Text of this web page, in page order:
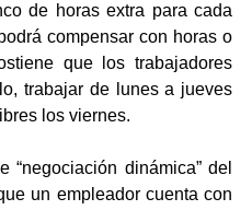
de horas extra para cada
compensar con horas o
que los trabajadores
trabajar de lunes a jueves
los viernes.
“negociación dinámica” del
un empleador cuenta con